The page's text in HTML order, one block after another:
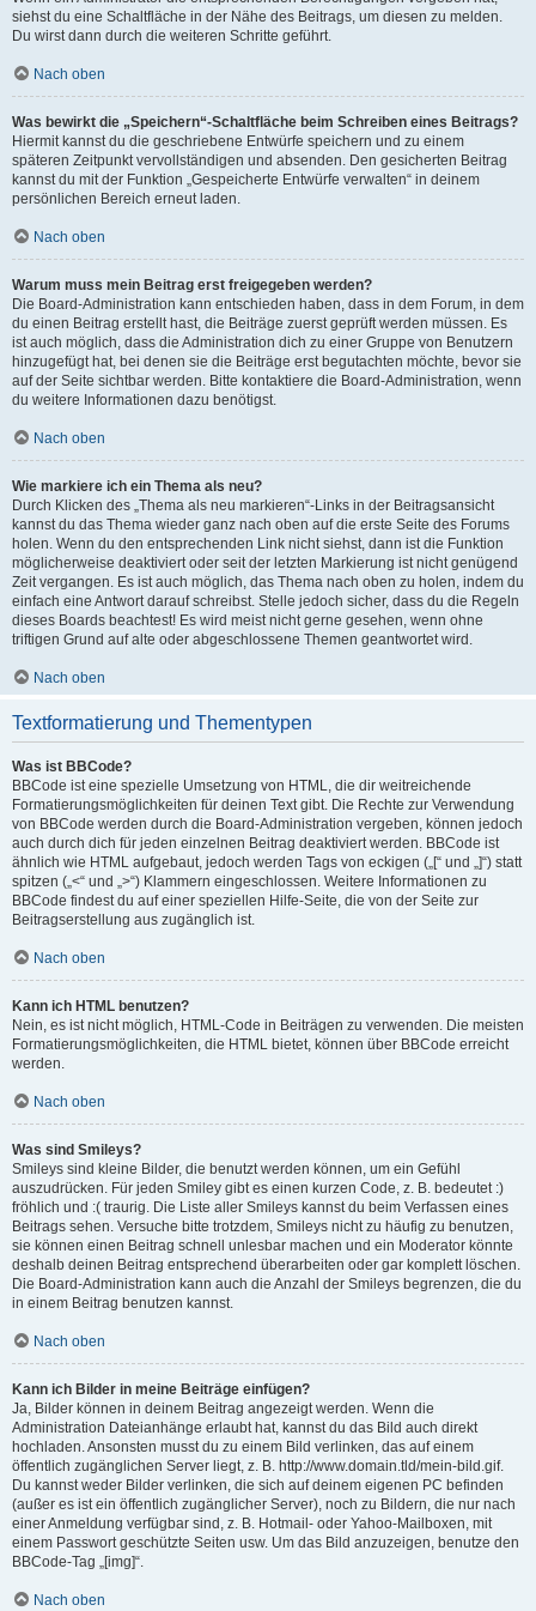
siehst du eine Schaltfläche in der Nähe des Beitrags, um diesen zu melden.
Du wirst dann durch die weiteren Schritte geführt.
Nach oben
Was bewirkt die „Speichern“-Schaltfläche beim Schreiben eines Beitrags?
Hiermit kannst du die geschriebene Entwürfe speichern und zu einem
späteren Zeitpunkt vervollständigen und absenden. Den gesicherten Beitrag
kannst du mit der Funktion „Gespeicherte Entwürfe verwalten“ in deinem
persönlichen Bereich erneut laden.
Nach oben
Warum muss mein Beitrag erst freigegeben werden?
Die Board-Administration kann entschieden haben, dass in dem Forum, in dem
du einen Beitrag erstellt hast, die Beiträge zuerst geprüft werden müssen. Es
ist auch möglich, dass die Administration dich zu einer Gruppe von Benutzern
hinzugefügt hat, bei denen sie die Beiträge erst begutachten möchte, bevor sie
auf der Seite sichtbar werden. Bitte kontaktiere die Board-Administration, wenn
du weitere Informationen dazu benötigst.
Nach oben
Wie markiere ich ein Thema als neu?
Durch Klicken des „Thema als neu markieren“-Links in der Beitragsansicht
kannst du das Thema wieder ganz nach oben auf die erste Seite des Forums
holen. Wenn du den entsprechenden Link nicht siehst, dann ist die Funktion
möglicherweise deaktiviert oder seit der letzten Markierung ist nicht genügend
Zeit vergangen. Es ist auch möglich, das Thema nach oben zu holen, indem du
einfach eine Antwort darauf schreibst. Stelle jedoch sicher, dass du die Regeln
dieses Boards beachtest! Es wird meist nicht gerne gesehen, wenn ohne
triftigen Grund auf alte oder abgeschlossene Themen geantwortet wird.
Nach oben
Textformatierung und Thementypen
Was ist BBCode?
BBCode ist eine spezielle Umsetzung von HTML, die dir weitreichende
Formatierungsmöglichkeiten für deinen Text gibt. Die Rechte zur Verwendung
von BBCode werden durch die Board-Administration vergeben, können jedoch
auch durch dich für jeden einzelnen Beitrag deaktiviert werden. BBCode ist
ähnlich wie HTML aufgebaut, jedoch werden Tags von eckigen („[“ und „]“) statt
spitzen („<“ und „>“) Klammern eingeschlossen. Weitere Informationen zu
BBCode findest du auf einer speziellen Hilfe-Seite, die von der Seite zur
Beitragserstellung aus zugänglich ist.
Nach oben
Kann ich HTML benutzen?
Nein, es ist nicht möglich, HTML-Code in Beiträgen zu verwenden. Die meisten
Formatierungsmöglichkeiten, die HTML bietet, können über BBCode erreicht
werden.
Nach oben
Was sind Smileys?
Smileys sind kleine Bilder, die benutzt werden können, um ein Gefühl
auszudrücken. Für jeden Smiley gibt es einen kurzen Code, z. B. bedeutet :)
fröhlich und :( traurig. Die Liste aller Smileys kannst du beim Verfassen eines
Beitrags sehen. Versuche bitte trotzdem, Smileys nicht zu häufig zu benutzen,
sie können einen Beitrag schnell unlesbar machen und ein Moderator könnte
deshalb deinen Beitrag entsprechend überarbeiten oder gar komplett löschen.
Die Board-Administration kann auch die Anzahl der Smileys begrenzen, die du
in einem Beitrag benutzen kannst.
Nach oben
Kann ich Bilder in meine Beiträge einfügen?
Ja, Bilder können in deinem Beitrag angezeigt werden. Wenn die
Administration Dateianhänge erlaubt hat, kannst du das Bild auch direkt
hochladen. Ansonsten musst du zu einem Bild verlinken, das auf einem
öffentlich zugänglichen Server liegt, z. B. http://www.domain.tld/mein-bild.gif.
Du kannst weder Bilder verlinken, die sich auf deinem eigenen PC befinden
(außer es ist ein öffentlich zugänglicher Server), noch zu Bildern, die nur nach
einer Anmeldung verfügbar sind, z. B. Hotmail- oder Yahoo-Mailboxen, mit
einem Passwort geschützte Seiten usw. Um das Bild anzuzeigen, benutze den
BBCode-Tag „[img]“.
Nach oben